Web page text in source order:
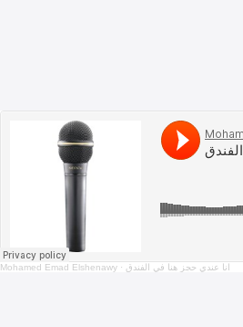
Mohamed Emad Elshenawy · انا عندي حجز هنا في الفندق